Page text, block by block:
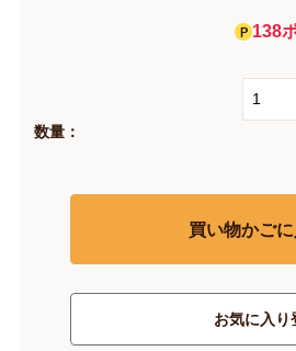
138
数量：
買い物かご
お気に入り